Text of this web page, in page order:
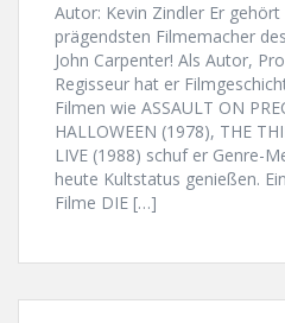
Autor: Kevin Zindler Er
prägendsten Filmemacher
John Carpenter! Als Autor,
Regisseur hat er
Filmen wie ASSAULT ON
HALLOWEEN (1978), THE
LIVE (1988) schuf er Genre-
heute Kultstatus genießen.
Filme DIE […]